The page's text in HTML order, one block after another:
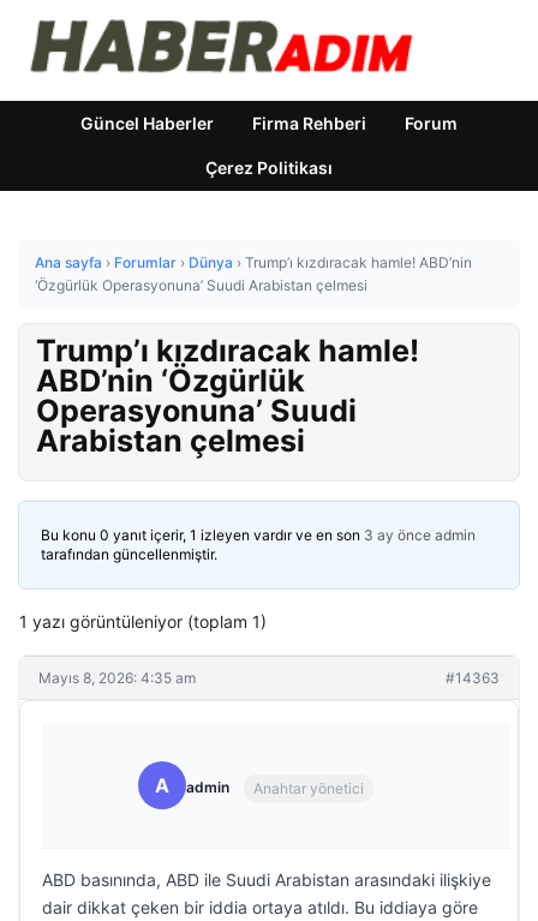
Güncel Haberler Firma Rehberi Forum
Çerez Politikası
Ana sayfa › Forumlar › Dünya › Trump’ı kızdıracak hamle! ABD’nin
‘Özgürlük Operasyonuna’ Suudi Arabistan çelmesi
Trump’ı kızdıracak hamle!
ABD’nin ‘Özgürlük
Operasyonuna’ Suudi
Arabistan çelmesi
Bu konu 0 yanıt içerir, 1 izleyen vardır ve en son 3 ay önce admin
tarafından güncellenmiştir.
1 yazı görüntüleniyor (toplam 1)
Mayıs 8, 2026: 4:35 am #14363
A admin Anahtar yönetici
ABD basınında, ABD ile Suudi Arabistan arasındaki ilişkiye
dair dikkat çeken bir iddia ortaya atıldı. Bu iddiaya göre